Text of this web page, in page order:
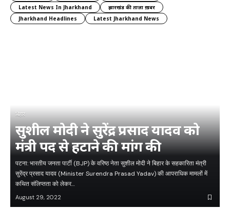
Latest News In Jharkhand
झारखंड की ताज़ा ख़बर
Jharkhand Headlines
Latest Jharkhand News
बिहार
सुशील मोदी ने सुरेंद्र प्रसाद यादव को
मंत्री पद से हटाने की मांग की
पटना: भारतीय जनता पार्टी (BJP) के वरिष्ठ नेता सुशील मोदी ने बिहार के सहकारिता मंत्री
सुरेंद्र प्रसाद यादव (Minister Surendra Prasad Yadav) की आपराधिक मामलों में
कथित संलिप्तता को लेकर…
August 29, 2022